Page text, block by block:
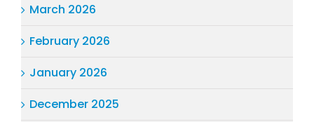
March 2026
February 2026
January 2026
December 2025